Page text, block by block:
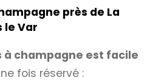
près de La
le Var
champagne est facile
fois réservé :